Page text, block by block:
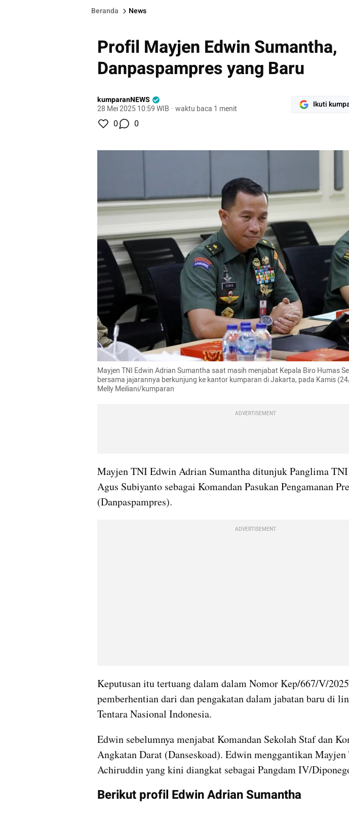
Beranda News
Profil Mayjen Edwin Sumantha,
Danpaspampres yang Baru
kumparanNEWS
28 Mei 2025 10:59 WIB · waktu baca 1 menit Ikuti
0 0
Mayjen TNI Edwin Adrian Sumantha saat masih menjabat Kepala Biro Humas
bersama jajarannya berkunjung ke kantor kumparan di Jakarta, pada Kamis
Melly Meiliani/kumparan
ADVERTISEMENT
Mayjen TNI Edwin Adrian Sumantha ditunjuk Panglima
Agus Subiyanto sebagai Komandan Pasukan Pengamanan
(Danpaspampres).
ADVERTISEMENT
Keputusan itu tertuang dalam dalam Nomor Kep/667/V/
pemberhentian dari dan pengakatan dalam jabatan baru di
Tentara Nasional Indonesia.
Edwin sebelumnya menjabat Komandan Sekolah Staf dan
Angkatan Darat (Danseskoad). Edwin menggantikan
Achiruddin yang kini diangkat sebagai Pangdam IV/
Berikut profil Edwin Adrian Sumantha